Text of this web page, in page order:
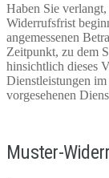
Haben Sie
Widerrufsfrist
angemessenen
Zeitpunkt, zu dem
hinsichtlich dieses
Dienstleistungen
vorgesehenen
Muster-